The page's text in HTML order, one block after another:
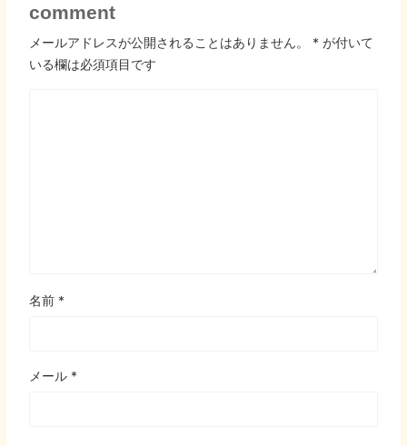
comment
メールアドレスが公開されることはありません。 * が付いて
いる欄は必須項目です
名前 *
メール *